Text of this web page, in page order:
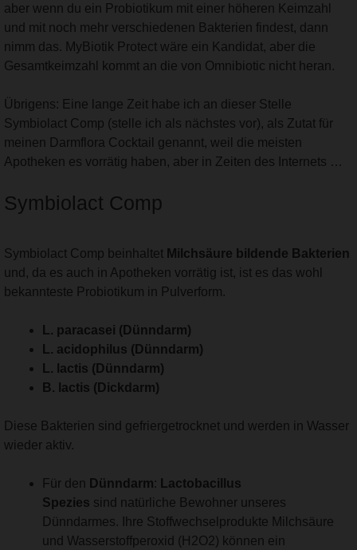
aber wenn du ein Probiotikum mit einer höheren Keimzahl
und mit noch mehr verschiedenen Bakterien findest, dann
nimm das. MyBiotik Protect wäre ein Kandidat, aber die
Gesamtkeimzahl kommt an die von Omnibiotic nicht heran.
Übrigens: Eine lange Zeit habe ich an dieser Stelle
Symbiolact Comp (stelle ich als nächstes vor), als Zutat für
meinen Darmflora Cocktail genannt, weil die meisten
Apotheken es vorrätig haben, aber in Zeiten des Internets …
Symbiolact Comp
Symbiolact Comp beinhaltet Milchsäure bildende Bakterien
und, da es auch in Apotheken vorrätig ist, ist es das wohl
bekannteste Probiotikum in Pulverform.
L. paracasei (Dünndarm)
L. acidophilus (Dünndarm)
L. lactis (Dünndarm)
B. lactis (Dickdarm)
Diese Bakterien sind gefriergetrocknet und werden in Wasser
wieder aktiv.
Für den Dünndarm:
Lactobacillus
Spezies sind natürliche Bewohner unseres
Dünndarmes. Ihre Stoffwechselprodukte Milchsäure
und Wasserstoffperoxid (H2O2) können ein